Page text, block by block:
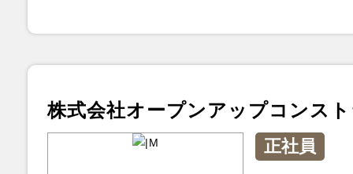
株式会社オープンアップコンス
正社員